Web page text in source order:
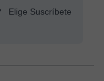
Elige Suscríbete